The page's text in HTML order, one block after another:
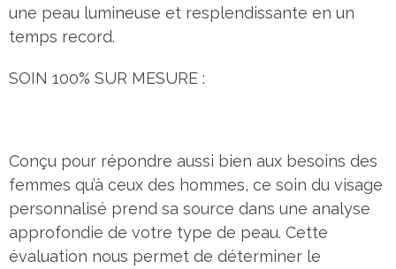
une peau lumineuse et resplendissante en un
temps record.
SOIN 100% SUR MESURE :
Conçu pour répondre aussi bien aux besoins des
femmes qu’à ceux des hommes, ce soin du visage
personnalisé prend sa source dans une analyse
approfondie de votre type de peau. Cette
évaluation nous permet de déterminer le